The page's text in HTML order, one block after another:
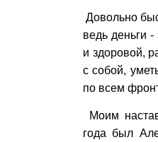
Довольно
ведь деньги -
и здоровой,
с собой,
по всем
Моим
года был